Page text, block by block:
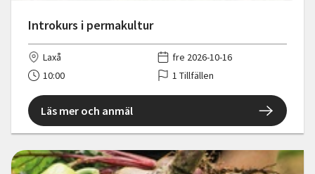
Introkurs i permakultur
Laxå
fre 2026-10-16
10:00
1 Tillfällen
Läs mer och anmäl